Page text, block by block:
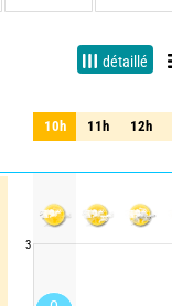
détaillé
3
10h 11h 12h
10h 11h 12h